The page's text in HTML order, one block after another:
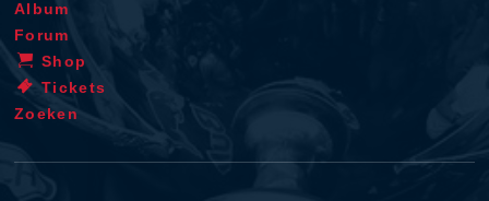
Album
Forum
Shop
Tickets
Zoeken